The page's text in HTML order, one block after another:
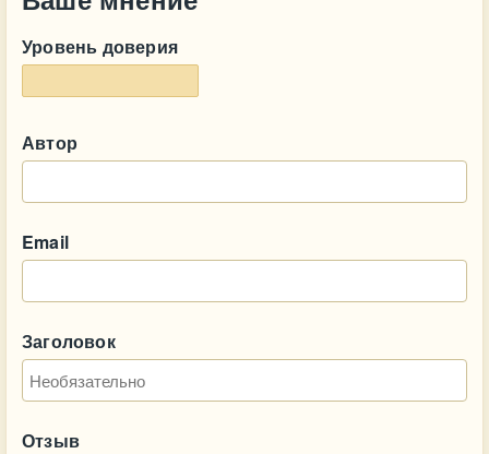
Уровень доверия
Автор
Email
Заголовок
Отзыв